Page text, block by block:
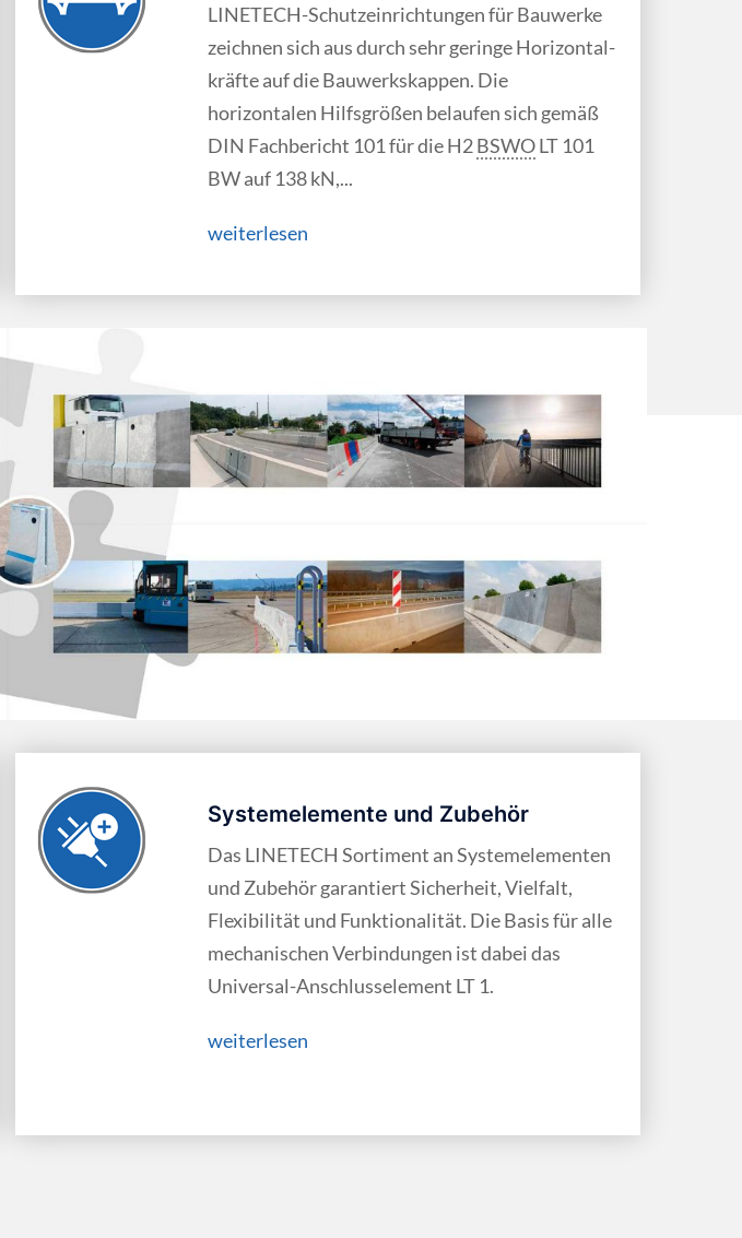
LINETECH-Schutzeinrichtungen für Bauwerke
zeichnen sich aus durch sehr geringe Horizontal­
kräfte auf die Bauwerks­kappen. Die
horizontalen Hilfs­größen belaufen sich gemäß
DIN Fach­bericht 101 für die H2BSWOLT 101
BW auf 138 kN,...
weiterlesen
Systemelemente und Zubehör
Das LINETECH Sortiment an System­elementen
und Zubehör garantiert Sicherheit, Vielfalt,
Flexibilität und Funktionalität. Die Basis für alle
mechanischen Verbindungen ist dabei das
Universal-Anschluss­element LT 1.
weiterlesen